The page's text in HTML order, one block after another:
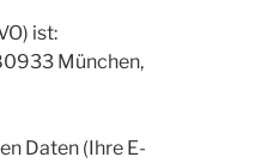
ist:
München,
Daten (Ihre E-